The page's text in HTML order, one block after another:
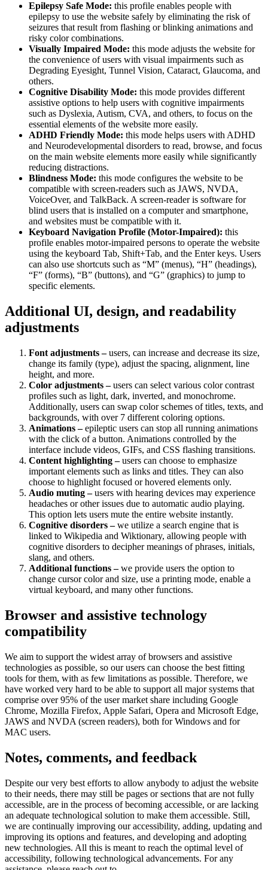
Epilepsy Safe Mode: this profile enables people with
epilepsy to use the website safely by eliminating the risk of
seizures that result from flashing or blinking animations and
risky color combinations.
Visually Impaired Mode: this mode adjusts the website for
the convenience of users with visual impairments such as
Degrading Eyesight, Tunnel Vision, Cataract, Glaucoma, and
others.
Cognitive Disability Mode: this mode provides different
assistive options to help users with cognitive impairments
such as Dyslexia, Autism, CVA, and others, to focus on the
essential elements of the website more easily.
ADHD Friendly Mode: this mode helps users with ADHD
and Neurodevelopmental disorders to read, browse, and focus
on the main website elements more easily while significantly
reducing distractions.
Blindness Mode: this mode configures the website to be
compatible with screen-readers such as JAWS, NVDA,
VoiceOver, and TalkBack. A screen-reader is software for
blind users that is installed on a computer and smartphone,
and websites must be compatible with it.
Keyboard Navigation Profile (Motor-Impaired): this
profile enables motor-impaired persons to operate the website
using the keyboard Tab, Shift+Tab, and the Enter keys. Users
can also use shortcuts such as “M” (menus), “H” (headings),
“F” (forms), “B” (buttons), and “G” (graphics) to jump to
specific elements.
Additional UI, design, and readability
adjustments
Font adjustments –users, can increase and decrease its size,
change its family (type), adjust the spacing, alignment, line
height, and more.
Color adjustments –users can select various color contrast
profiles such as light, dark, inverted, and monochrome.
Additionally, users can swap color schemes of titles, texts, and
backgrounds, with over 7 different coloring options.
Animations –epileptic users can stop all running animations
with the click of a button. Animations controlled by the
interface include videos, GIFs, and CSS flashing transitions.
Content highlighting –users can choose to emphasize
important elements such as links and titles. They can also
choose to highlight focused or hovered elements only.
Audio muting –users with hearing devices may experience
headaches or other issues due to automatic audio playing.
This option lets users mute the entire website instantly.
Cognitive disorders –we utilize a search engine that is
linked to Wikipedia and Wiktionary, allowing people with
cognitive disorders to decipher meanings of phrases, initials,
slang, and others.
Additional functions –we provide users the option to
change cursor color and size, use a printing mode, enable a
virtual keyboard, and many other functions.
Browser and assistive technology
compatibility
We aim to support the widest array of browsers and assistive
technologies as possible, so our users can choose the best fitting
tools for them, with as few limitations as possible. Therefore, we
have worked very hard to be able to support all major systems that
comprise over 95% of the user market share including Google
Chrome, Mozilla Firefox, Apple Safari, Opera and Microsoft Edge,
JAWS and NVDA (screen readers), both for Windows and for
MAC users.
Notes, comments, and feedback
Despite our very best efforts to allow anybody to adjust the website
to their needs, there may still be pages or sections that are not fully
accessible, are in the process of becoming accessible, or are lacking
an adequate technological solution to make them accessible. Still,
we are continually improving our accessibility, adding, updating and
improving its options and features, and developing and adopting
new technologies. All this is meant to reach the optimal level of
accessibility, following technological advancements. For any